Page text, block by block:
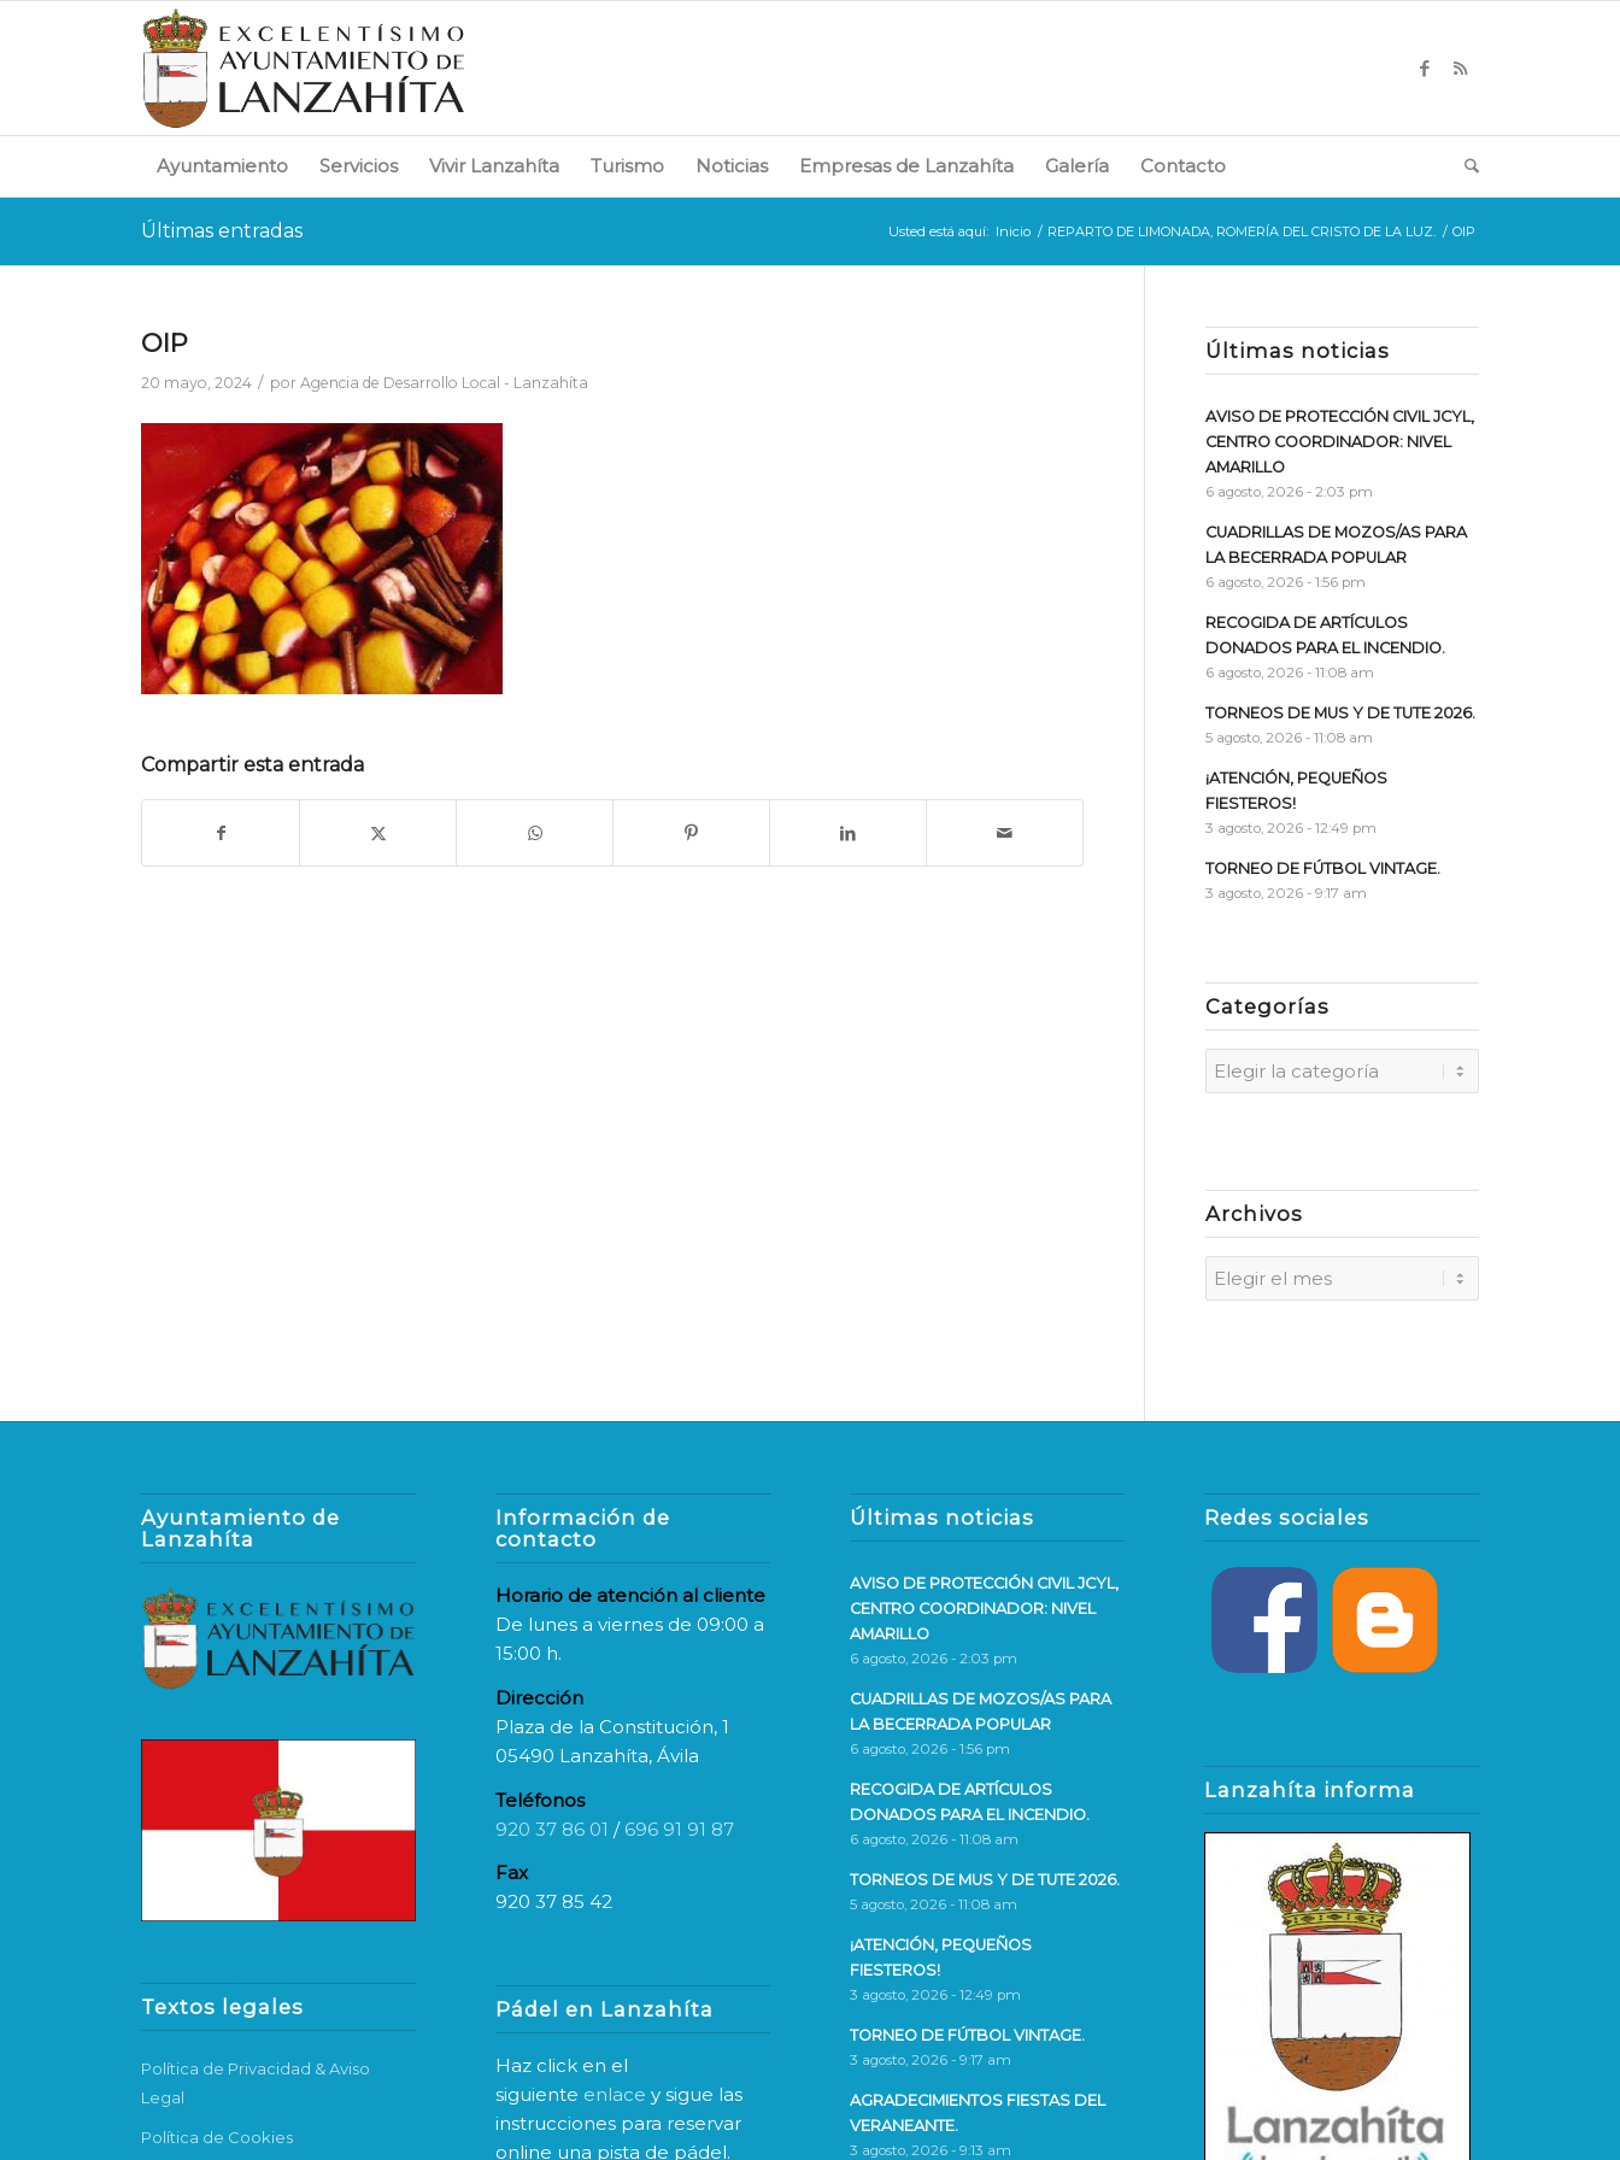
Ayuntamiento Servicios Vivir Lanzahíta Turismo Noticias Empresas de Lanzahíta Galería Contacto
Últimas entradas Usted está aquí: Inicio / REPARTO DE LIMONADA, ROMERÍA DEL CRISTO DE LA LUZ. / OIP
OIP
20 mayo, 2024 / porAgencia de Desarrollo Local - Lanzahíta
Compartir esta entrada
Últimas noticias
AVISO DE PROTECCIÓN CIVIL JCYL,
CENTRO COORDINADOR: NIVEL
AMARILLO
6 agosto, 2026 - 2:03 pm
CUADRILLAS DE MOZOS/AS PARA
LA BECERRADA POPULAR
6 agosto, 2026 - 1:56 pm
RECOGIDA DE ARTÍCULOS
DONADOS PARA EL INCENDIO.
6 agosto, 2026 - 11:08 am
TORNEOS DE MUS Y DE TUTE 2026.
5 agosto, 2026 - 11:08 am
¡ATENCIÓN, PEQUEÑOS
FIESTEROS!
3 agosto, 2026 - 12:49 pm
TORNEO DE FÚTBOL VINTAGE.
3 agosto, 2026 - 9:17 am
Categorías
Categorías
Archivos
Ayuntamiento de
Lanzahíta
Textos legales
Política de Privacidad & Aviso
Legal
Política de Cookies
Información de
contacto
Horario de atención al cliente
De lunes a viernes de 09:00 a
15:00 h.
Dirección
Plaza de la Constitución, 1
05490 Lanzahíta, Ávila
Teléfonos
920 37 86 01 / 696 91 91 87
Fax
920 37 85 42
Pádel en Lanzahíta
Haz click en el
siguiente enlace y sigue las
instrucciones para reservar
online una pista de pádel.
Últimas noticias
AVISO DE PROTECCIÓN CIVIL JCYL,
CENTRO COORDINADOR: NIVEL
AMARILLO
6 agosto, 2026 - 2:03 pm
CUADRILLAS DE MOZOS/AS PARA
LA BECERRADA POPULAR
6 agosto, 2026 - 1:56 pm
RECOGIDA DE ARTÍCULOS
DONADOS PARA EL INCENDIO.
6 agosto, 2026 - 11:08 am
TORNEOS DE MUS Y DE TUTE 2026.
5 agosto, 2026 - 11:08 am
¡ATENCIÓN, PEQUEÑOS
FIESTEROS!
3 agosto, 2026 - 12:49 pm
TORNEO DE FÚTBOL VINTAGE.
3 agosto, 2026 - 9:17 am
AGRADECIMIENTOS FIESTAS DEL
VERANEANTE.
3 agosto, 2026 - 9:13 am
Redes sociales
Lanzahíta informa